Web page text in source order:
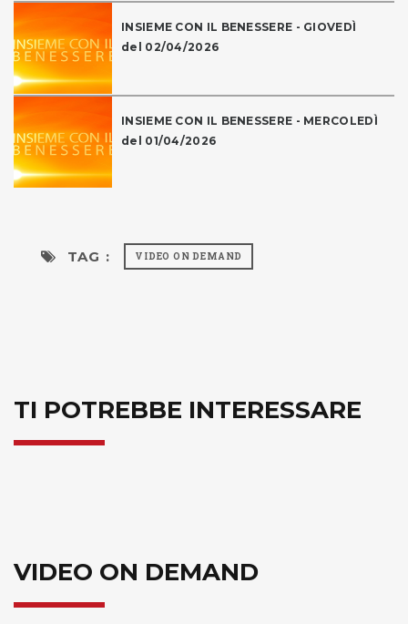
INSIEME CON IL BENESSERE - GIOVEDÌ
del 02/04/2026
INSIEME CON IL BENESSERE - MERCOLEDÌ
del 01/04/2026
TAG : VIDEO ON DEMAND
TI POTREBBE INTERESSARE
VIDEO ON DEMAND